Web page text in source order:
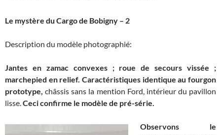
Le mystère du Cargo de Bobigny – 2
Description du modèle photographié:
Jantes en zamac convexes ; roue de secours vissée ;
marchepied en relief. Caractéristiques identique au fourgon
prototype, châssis sans la mention Ford, intérieur du pavillon
lisse. Ceci confirme le modèle de pré-série.
Observons le